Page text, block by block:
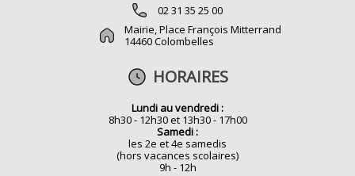
02 31 35 25 00
Mairie, Place François Mitterrand
14460 Colombelles
HORAIRES
Lundi au vendredi :
8h30 - 12h30 et 13h30 - 17h00
Samedi :
les 2e et 4e samedis
(hors vacances scolaires)
9h - 12h